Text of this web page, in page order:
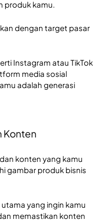
produk kamu.
dengan target pasar
Instagram atau TikTok
media sosial
adalah generasi
Konten
konten yang kamu
gambar produk bisnis
yang ingin kamu
memastikan konten